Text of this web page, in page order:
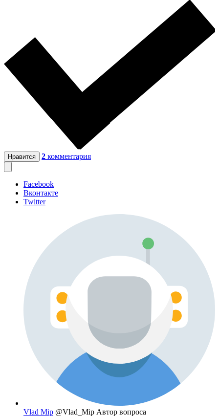
Нравится 2 комментария
Facebook
Вконтакте
Twitter
Vlad Mip @Vlad_Mip Автор вопроса